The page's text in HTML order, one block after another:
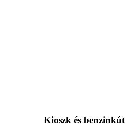
Kioszk és benzinkút